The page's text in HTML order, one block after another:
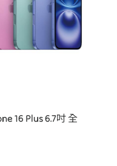
16 Plus 6.7吋 全